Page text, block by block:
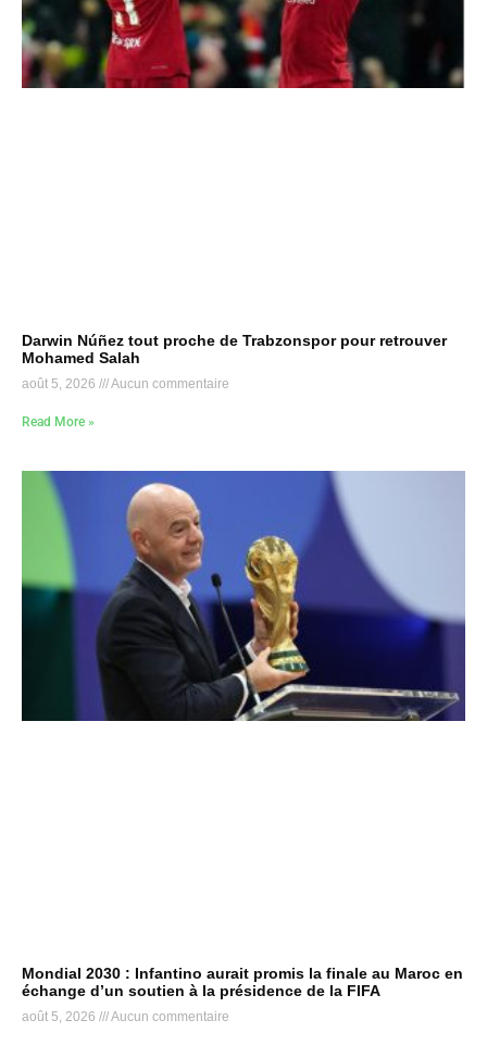
Darwin Núñez tout proche de Trabzonspor pour retrouver
Mohamed Salah
août 5, 2026 Aucun commentaire
Read More »
Mondial 2030 : Infantino aurait promis la finale au Maroc en
échange d’un soutien à la présidence de la FIFA
août 5, 2026 Aucun commentaire